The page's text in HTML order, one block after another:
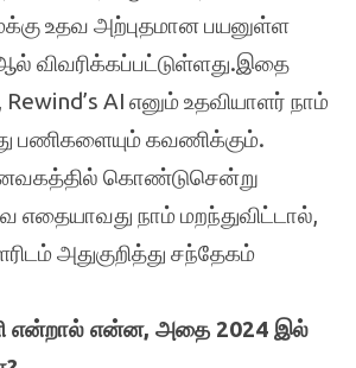
உதவ அற்புதமான பயனுள்ள
விவரிக்கப்பட்டுள்ளது.இதை
AI எனும் உதவியாளர் நாம்
பணிகளையும் கவணிக்கும்.
கொண்டுசென்று
எதையாவது நாம் மறந்துவிட்டால்,
அதுகுறித்து சந்தேகம்
என்றால் என்ன, அதை 2024 இல்